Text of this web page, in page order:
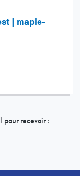
| maple-
pour recevoir :